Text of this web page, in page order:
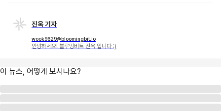
진욱 기자
wook9629@bloomingbit.io
안녕하세요! 블루밍비트 진욱 입니다 :)
이 뉴스, 어떻게 보시나요?